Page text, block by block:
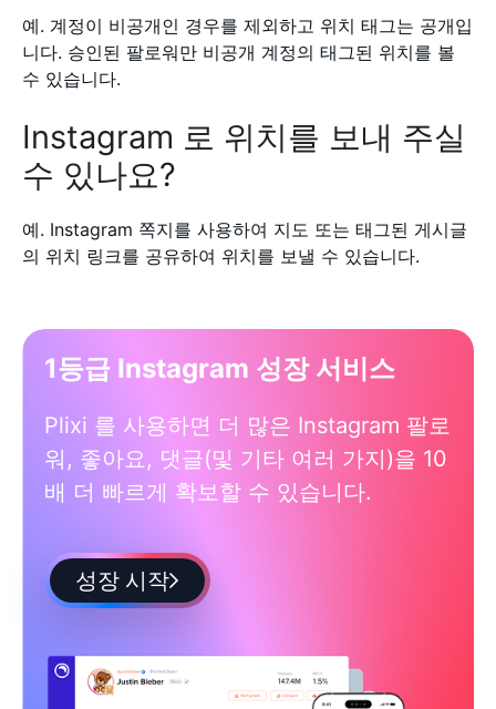
예. 계정이 비공개인 경우를 제외하고 위치 태그는 공개입
니다. 승인된 팔로워만 비공개 계정의 태그된 위치를 볼
수 있습니다.
Instagram 로 위치를 보내 주실
수 있나요?
예. Instagram 쪽지를 사용하여 지도 또는 태그된 게시글
의 위치 링크를 공유하여 위치를 보낼 수 있습니다.
1등급 Instagram 성장 서비스
Plixi 를 사용하면 더 많은 Instagram 팔로
워, 좋아요, 댓글(및 기타 여러 가지)을 10
배 더 빠르게 확보할 수 있습니다.
성장 시작